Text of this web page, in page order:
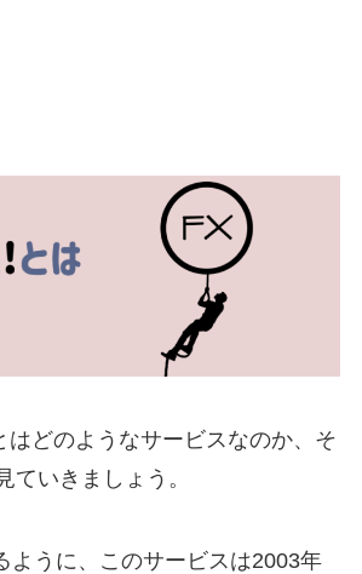
はどのようなサービスなのか、そ
ていきましょう。
ように、このサービスは2003年